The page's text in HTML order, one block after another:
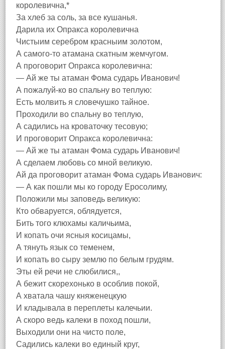
королевична,*
За хлеб за соль, за все кушанья.
Дарила их Опракса королевична
Чистыим серебром красныим золотом,
А самого-то атамана скатным жемчугом.
А проговорит Опракса королевична:
— Ай же ты атаман Фома сударь Иванович!
А пожалуй-ко во спальну во теплую:
Есть молвить я словечушко тайное.
Проходили во спальну во теплую,
А садились на кроваточку тесовую;
И проговорит Опракса королевична:
— Ай же ты атаман Фома сударь Иванович!
А сделаем любовь со мной великую.
Ай да проговорит атаман Фома сударь Иванович:
— А как пошли мы ко городу Еросолиму,
Положили мы заповедь великую:
Кто обваруется, облядуется,
Бить того клюхамы каличьима,
И копать очи ясныя косицамы,
А тянуть язык со теменем,
И копать во сыру землю по белым грудям.
Эты ей речи не слюбилися,,
А бежит скорехонько в особлив покой,
А хватала чашу княженецкую
И кладывала в переплеты калечьии.
А скоро ведь калеки в поход пошли,
Выходили они на чисто поле,
Садились калеки во единый круг,